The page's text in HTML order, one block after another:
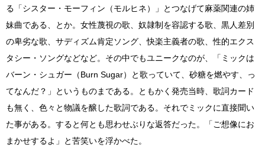
る「シスター・モーフィン（モルヒネ）」とつなげて麻薬関連の姉
妹曲である、とか。女性蔑視の歌、奴隷制を容認する歌、黒人差別
の卑劣な歌、サディズム肯定ソング、快楽主義者の歌、性的エクス
タシー・ソングなどなど。その中でもユニークなのが、「ミックは
バーン・シュガー（Burn Sugar）と歌っていて、砂糖を燃やす、っ
てなんだ？」というものまである。ともかく発売当時、歌詞カード
も無く、色々と物議を醸した歌詞である。それでミックに直接聞い
た事がある。すると何とも思わせぶりな返答だった。「ご想像にお
まかせするよ」と苦笑いを浮かべた。